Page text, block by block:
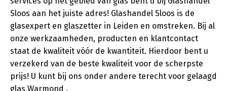
Sloos aan het juiste adres! Glashandel Sloos is de
glasexpert en glaszetter in Leiden en omstreken. Bij al
onze werkzaamheden, producten en klantcontact
staat de kwaliteit vóór de kwantiteit. Hierdoor bent u
verzekerd van de beste kwaliteit voor de scherpste
prijs! U kunt bij ons onder andere terecht voor gelaagd
glas Warmond .